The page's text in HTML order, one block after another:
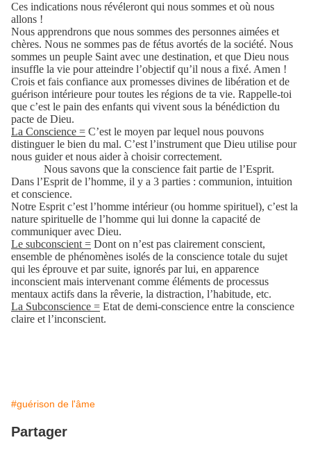
Ces indications nous révéleront qui nous sommes et où nous
allons !
Nous apprendrons que nous sommes des personnes aimées et
chères. Nous ne sommes pas de fétus avortés de la société. Nous
sommes un peuple Saint avec une destination, et que Dieu nous
insuffle la vie pour atteindre l’objectif qu’il nous a fixé. Amen !
Crois et fais confiance aux promesses divines de libération et de
guérison intérieure pour toutes les régions de ta vie. Rappelle-toi
que c’est le pain des enfants qui vivent sous la bénédiction du
pacte de Dieu.
La Conscience = C’est le moyen par lequel nous pouvons
distinguer le bien du mal. C’est l’instrument que Dieu utilise pour
nous guider et nous aider à choisir correctement.
Nous savons que la conscience fait partie de l’Esprit.
Dans l’Esprit de l’homme, il y a 3 parties : communion, intuition
et conscience.
Notre Esprit c’est l’homme intérieur (ou homme spirituel), c’est la
nature spirituelle de l’homme qui lui donne la capacité de
communiquer avec Dieu.
Le subconscient = Dont on n’est pas clairement conscient,
ensemble de phénomènes isolés de la conscience totale du sujet
qui les éprouve et par suite, ignorés par lui, en apparence
inconscient mais intervenant comme éléments de processus
mentaux actifs dans la rêverie, la distraction, l’habitude, etc.
La Subconscience = Etat de demi-conscience entre la conscience
claire et l’inconscient.
#guérison de l'âme
Partager